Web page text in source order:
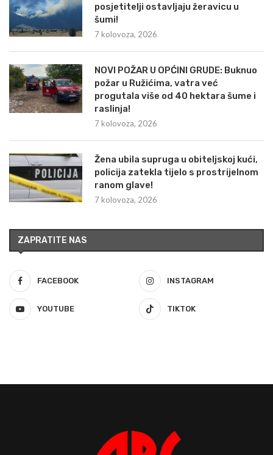
posjetitelji ostavljaju žeravicu u
šumi!
7 kolovoza, 2026
NOVI POŽAR U OPĆINI GRUDE: Buknuo
požar u Ružićima, vatra već
progutala više od 40 hektara šume i
raslinja!
7 kolovoza, 2026
Žena ubila supruga u obiteljskoj kući,
policija zatekla tijelo s prostrijelnom
ranom glave!
7 kolovoza, 2026
ZAPRATITE NAS
FACEBOOK INSTAGRAM
YOUTUBE TIKTOK